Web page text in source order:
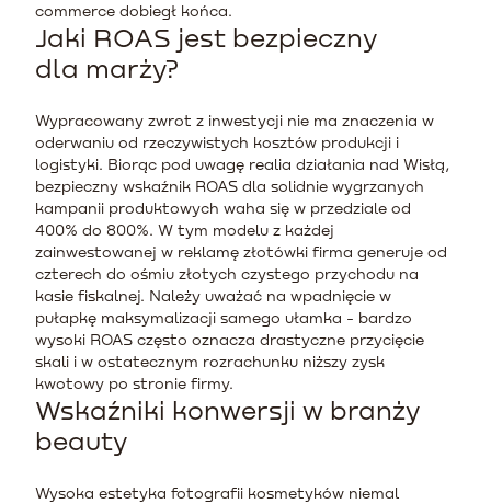
commerce dobiegł końca.
Jaki ROAS jest bezpieczny
dla marży?
Wypracowany zwrot z inwestycji nie ma znaczenia w
oderwaniu od rzeczywistych kosztów produkcji i
logistyki. Biorąc pod uwagę realia działania nad Wisłą,
bezpieczny wskaźnik ROAS dla solidnie wygrzanych
kampanii produktowych waha się w przedziale od
400% do 800%. W tym modelu z każdej
zainwestowanej w reklamę złotówki firma generuje od
czterech do ośmiu złotych czystego przychodu na
kasie fiskalnej. Należy uważać na wpadnięcie w
pułapkę maksymalizacji samego ułamka - bardzo
wysoki ROAS często oznacza drastyczne przycięcie
skali i w ostatecznym rozrachunku niższy zysk
kwotowy po stronie firmy.
Wskaźniki konwersji w branży
beauty
Wysoka estetyka fotografii kosmetyków niemal